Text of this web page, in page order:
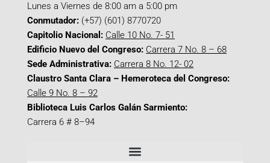
Lunes a Viernes de 8:00 am a 5:00 pm
Conmutador: (+57) (601) 8770720
Capitolio Nacional: Calle 10 No. 7- 51
Edificio Nuevo del Congreso: Carrera 7 No. 8 – 68
Sede Administrativa: Carrera 8 No. 12- 02
Claustro Santa Clara – Hemeroteca del Congreso:
Calle 9 No. 8 – 92
Biblioteca Luis Carlos Galán Sarmiento:
Carrera 6 # 8–94